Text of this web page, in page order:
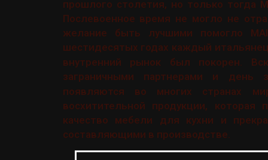
прошлого столетия, но только тогда
Послевоенное время не могло не
желание быть лучшими помогло
шестидесятых годах каждый
внутренний рынок был покорен.
заграничными партнерами и
появляются во многих странах
восхитительной продукции, которая
качество мебели для кухни и
составляющими в производстве.